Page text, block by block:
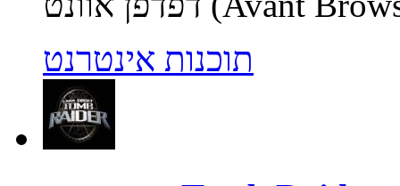
תוכנות אינטרנט